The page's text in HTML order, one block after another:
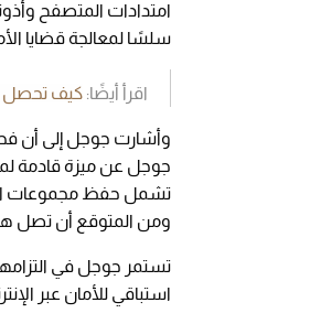
امتدادات المتصفح
سلسًا لمعالجة قضايا
اقرأ أيضًا: كيف تحصل
وأشارت جوجل إلى أن
جوجل عن ميزة قادمة
تشمل حفظ مجموعات
ومن المتوقع أن تصل
تستمر جوجل في
استباقي للأمان عبر